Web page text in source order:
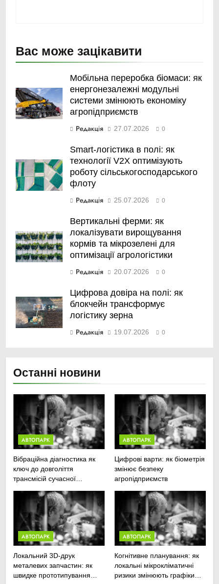
Вас може зацікавити
Мобільна переробка біомаси: як
енергонезалежні модульні
системи змінюють економіку
агропідприємств
Редакція 27.07.2026 0
Smart-логістика в полі: як
технології V2X оптимізують
роботу сільськогосподарського
флоту
Редакція 25.07.2026 0
Вертикальні ферми: як
локалізувати вирощування
кормів та мікрозелені для
оптимізації агрологістики
Редакція 20.07.2026 0
Цифрова довіра на полі: як
блокчейн трансформує
логістику зерна
Редакція 19.07.2026 0
Останні новини
АВТОПАРК
Вібраційна діагностика як
ключ до довголіття
трансмісій сучасної
АВТОПАРК
Цифрові варти: як біометрія
змінює безпеку
агропідприємств
АВТОПАРК
Локальний 3D-друк
металевих запчастин: як
швидке прототипування
АВТОПАРК
Когнітивне планування: як
локальні мікрокліматичні
ризики змінюють графіки